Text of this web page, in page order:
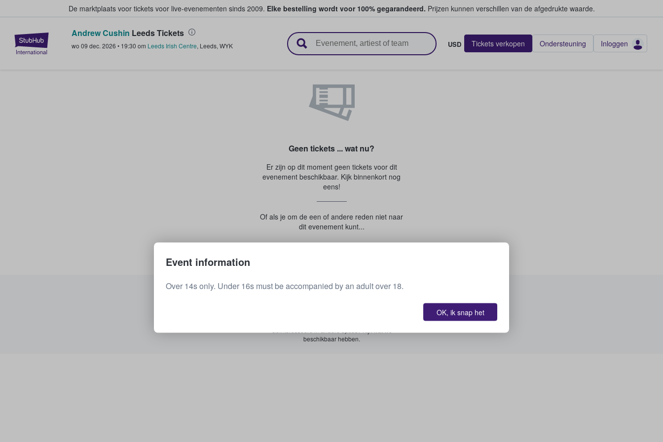
De marktplaats voor tickets voor live-evenementen sinds 2009. Elke bestelling wordt voor 100% gegarandeerd. Prijzen kunnen verschillen van de afgedrukte waarde.
StubHub: waar fans tickets kopen en verkopen
Andrew Cushin Leeds Tickets
wo 09 dec. 2026 • 19:30 om Leeds Irish Centre, Leeds, WYK USD Tickets verkopen Ondersteuning Inloggen
Geen tickets ... wat nu?
Er zijn op dit moment geen tickets voor dit
evenement beschikbaar. Kijk binnenkort nog
eens!
Of als je om de een of andere reden niet naar
dit evenement kunt...
beschikbaar hebben.
Event information
Over 14s only. Under 16s must be accompanied by an adult over 18.
OK, ik snap het